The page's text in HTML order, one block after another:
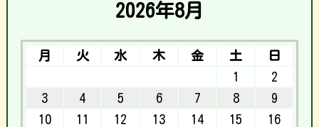
2026年8月
月 火 水 木 金 土
日
1
2
3
4 5 6 7 8
9
10
11 12 13 14 15
16